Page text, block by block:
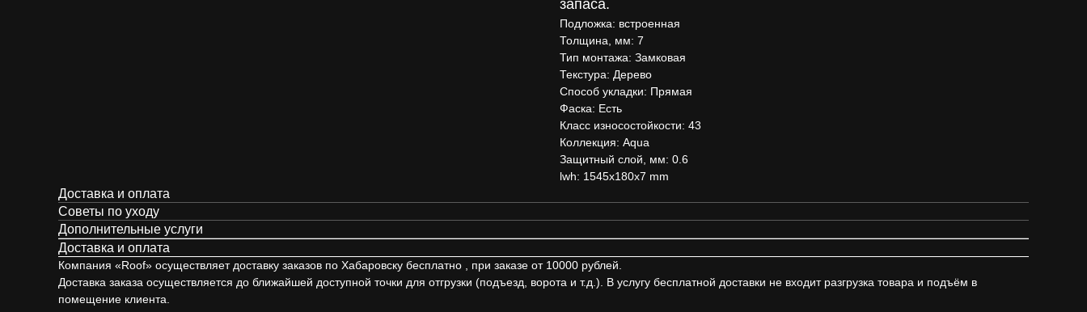
запаса.
Подложка: встроенная
Толщина, мм: 7
Тип монтажа: Замковая
Текстура: Дерево
Способ укладки: Прямая
Фаска: Есть
Класс износостойкости: 43
Коллекция: Aqua
Защитный слой, мм: 0.6
lwh: 1545x180x7 mm
Доставка и оплата
Советы по уходу
Дополнительные услуги
Доставка и оплата
Компания «Roof» осуществляет доставку заказов по Хабаровску бесплатно , при заказе от 10000 рублей.
Доставка заказа осуществляется до ближайшей доступной точки для отгрузки (подъезд, ворота и т.д.). В услугу бесплатной доставки не входит разгрузка товара и подъём в
помещение клиента.